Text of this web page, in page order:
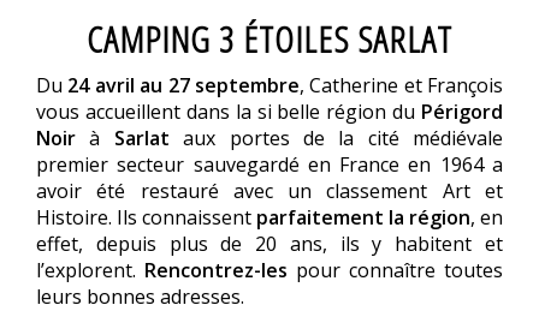
CAMPING 3 ÉTOILES SARLAT
Du 24 avril au 27 septembre, Catherine et François
vous accueillent dans la si belle région du Périgord
Noir à Sarlataux portes de la cité médiévale
premier secteur sauvegardé en France en 1964 a
avoir été restauré avec un classement Art et
Histoire. Ils connaissent parfaitement la région, en
effet, depuis plus de 20 ans, ils y habitent et
l’explorent. Rencontrez-les pour connaître toutes
leurs bonnes adresses.